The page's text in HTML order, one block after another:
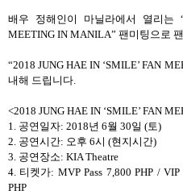
배우 정해인이 마닐라에서 열리는
MEETING IN MANILA” 팬미팅으로
“2018 JUNG HAE IN ‘SMILE’ FAN
내해 드립니다.
<2018 JUNG HAE IN ‘SMILE’ FAN
1. 공연일자: 2018년 6월 30일 (토)
2. 공연시간: 오후 6시 (현지시간)
3. 공연장소: KIA Theatre
4. 티켓가: MVP Pass 7,800 PHP /
PHP